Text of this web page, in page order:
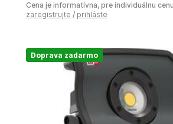
Cena je informatívna, pre individuálnu
zaregistrujte / prihláste
Doprava zadarmo